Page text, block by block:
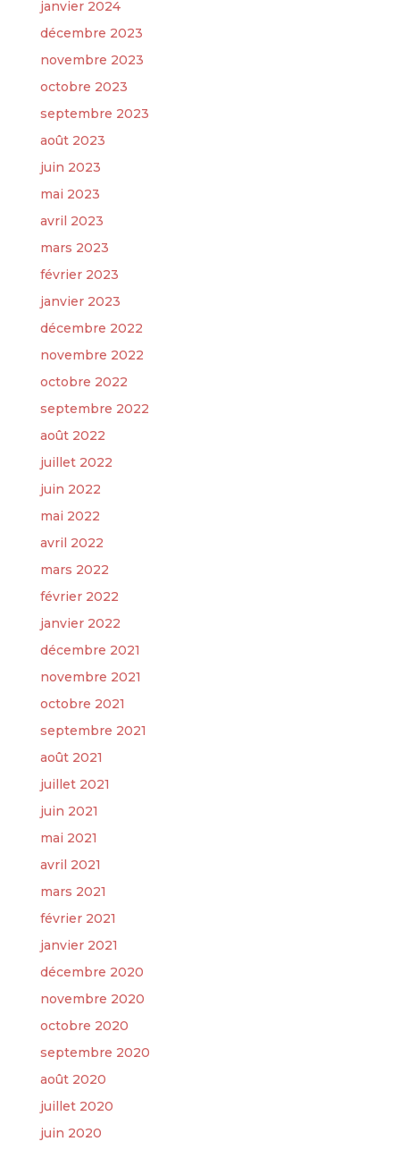
janvier 2024
décembre 2023
novembre 2023
octobre 2023
septembre 2023
août 2023
juin 2023
mai 2023
avril 2023
mars 2023
février 2023
janvier 2023
décembre 2022
novembre 2022
octobre 2022
septembre 2022
août 2022
juillet 2022
juin 2022
mai 2022
avril 2022
mars 2022
février 2022
janvier 2022
décembre 2021
novembre 2021
octobre 2021
septembre 2021
août 2021
juillet 2021
juin 2021
mai 2021
avril 2021
mars 2021
février 2021
janvier 2021
décembre 2020
novembre 2020
octobre 2020
septembre 2020
août 2020
juillet 2020
juin 2020